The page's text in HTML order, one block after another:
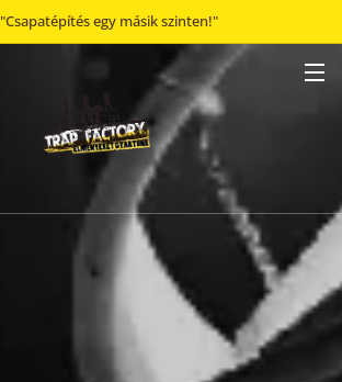
"Csapatépítés egy másik szinten!"